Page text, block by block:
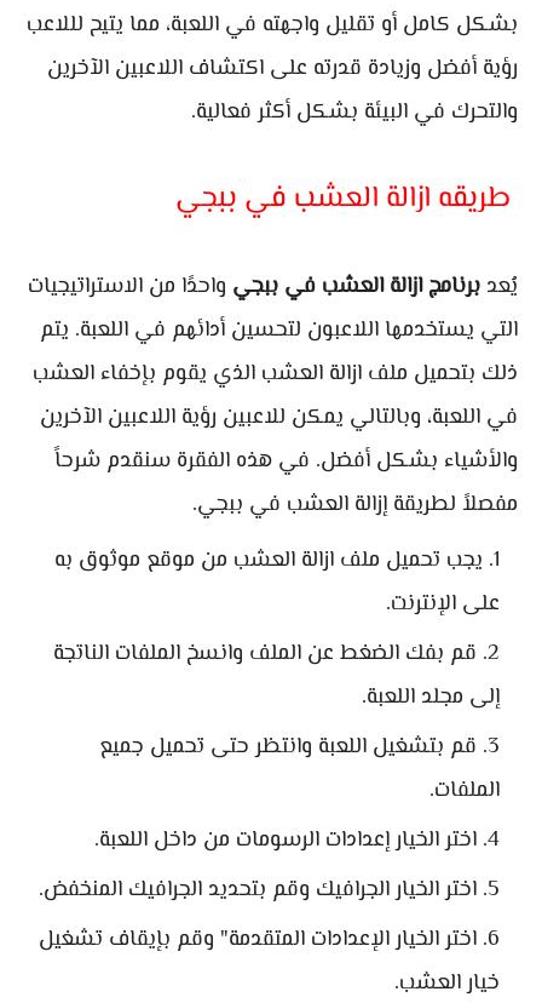
بشكل كامل أو تقليل واجهته في اللعبة، مما يتيح لللاعب
رؤية أفضل وزيادة قدرته على اكتشاف اللاعبين الآخرين
والتحرك في البيئة بشكل أكثر فعالية.
طريقه ازالة العشب في ببجي
يُعد برنامج ازالة العشب في ببجي واحدًا من الاستراتيجيات
التي يستخدمها اللاعبون لتحسين أدائهم في اللعبة. يتم
ذلك بتحميل ملف ازالة العشب الذي يقوم بإخفاء العشب
في اللعبة، وبالتالي يمكن للاعبين رؤية اللاعبين الآخرين
والأشياء بشكل أفضل. في هذه الفقرة سنقدم شرحاً
مفصلاً لطريقة إزالة العشب في ببجي.
يجب تحميل ملف ازالة العشب من موقع موثوق به
على الإنترنت.
قم بفك الضغط عن الملف وانسخ الملفات الناتجة
إلى مجلد اللعبة.
قم بتشغيل اللعبة وانتظر حتى تحميل جميع
الملفات.
اختر الخيار إعدادات الرسومات من داخل اللعبة.
اختر الخيار الجرافيك وقم بتحديد الجرافيك المنخفض.
اختر الخيار الإعدادات المتقدمة" وقم بإيقاف تشغيل
خيار العشب.